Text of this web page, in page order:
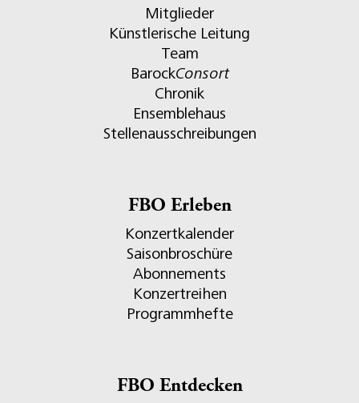
Mitglieder
Künstlerische Leitung
Team
BarockConsort
Chronik
Ensemblehaus
Stellenausschreibungen
FBO Erleben
Konzertkalender
Saisonbroschüre
Abonnements
Konzertreihen
Programmhefte
FBO Entdecken